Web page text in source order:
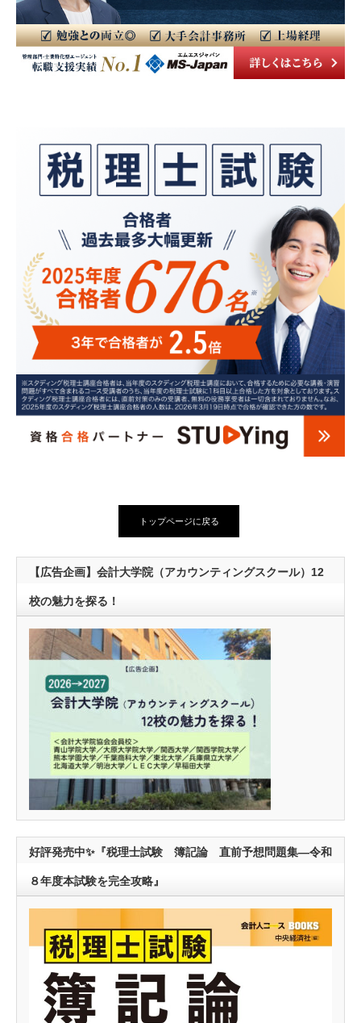
トップページに戻る
【広告企画】会計大学院（アカウンティングスクール）12
校の魅力を探る！
好評発売中✨『税理士試験 簿記論 直前予想問題集―令和
８年度本試験を完全攻略』